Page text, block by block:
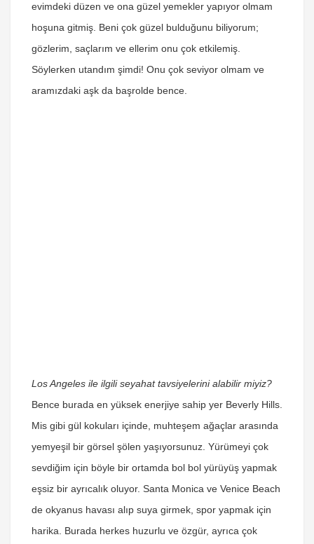
evimdeki düzen ve ona güzel yemekler yapıyor olmam
hoşuna gitmiş. Beni çok güzel bulduğunu biliyorum;
gözlerim, saçlarım ve ellerim onu çok etkilemiş.
Söylerken utandım şimdi! Onu çok seviyor olmam ve
aramızdaki aşk da başrolde bence.
Los Angeles ile ilgili seyahat tavsiyelerini alabilir miyiz?
Bence burada en yüksek enerjiye sahip yer Beverly Hills.
Mis gibi gül kokuları içinde, muhteşem ağaçlar arasında
yemyeşil bir görsel şölen yaşıyorsunuz. Yürümeyi çok
sevdiğim için böyle bir ortamda bol bol yürüyüş yapmak
eşsiz bir ayrıcalık oluyor. Santa Monica ve Venice Beach
de okyanus havası alıp suya girmek, spor yapmak için
harika. Burada herkes huzurlu ve özgür, ayrıca çok